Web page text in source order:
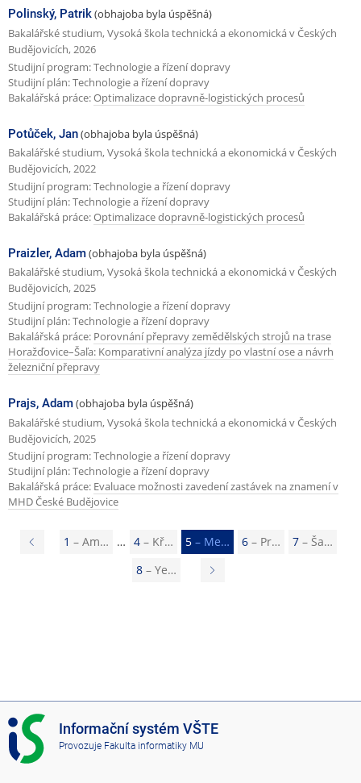
Polinský, Patrik(obhajoba byla úspěšná)
Bakalářské studium, Vysoká škola technická a ekonomická v Českých
Budějovicích, 2026
Studijní program: Technologie a řízení dopravy
Studijní plán: Technologie a řízení dopravy
Bakalářská práce:Optimalizace dopravně-logistických procesů
Potůček, Jan(obhajoba byla úspěšná)
Bakalářské studium, Vysoká škola technická a ekonomická v Českých
Budějovicích, 2022
Studijní program: Technologie a řízení dopravy
Studijní plán: Technologie a řízení dopravy
Bakalářská práce:Optimalizace dopravně-logistických procesů
Praizler, Adam(obhajoba byla úspěšná)
Bakalářské studium, Vysoká škola technická a ekonomická v Českých
Budějovicích, 2025
Studijní program: Technologie a řízení dopravy
Studijní plán: Technologie a řízení dopravy
Bakalářská práce: Porovnání přepravy zemědělských strojů na trase
Horažďovice–Šaľa: Komparativní analýza jízdy po vlastní ose a návrh
železniční přepravy
Prajs, Adam(obhajoba byla úspěšná)
Bakalářské studium, Vysoká škola technická a ekonomická v Českých
Budějovicích, 2025
Studijní program: Technologie a řízení dopravy
Studijní plán: Technologie a řízení dopravy
Bakalářská práce: Evaluace možnosti zavedení zastávek na znamení v
MHD České Budějovice
z
s
1 – Am… 4 – Kř… 5 – Me… 6 – Pr… 7 – Ša…
8 – Ye…
I
S
V
Informační systém VŠTE
Provozuje Fakulta informatiky MU